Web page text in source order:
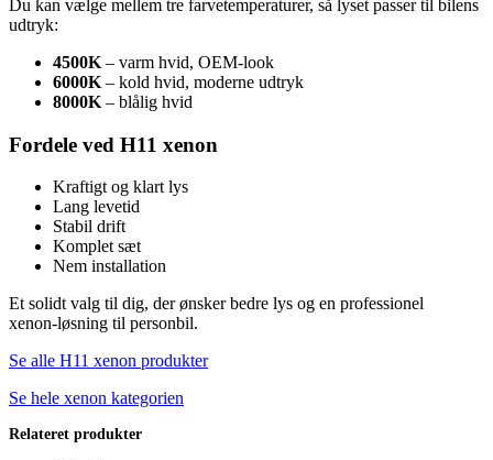
Du kan vælge mellem tre farvetemperaturer, så lyset passer til bilens
udtryk:
4500K – varm hvid, OEM‑look
6000K – kold hvid, moderne udtryk
8000K – blålig hvid
Fordele ved H11 xenon
Kraftigt og klart lys
Lang levetid
Stabil drift
Komplet sæt
Nem installation
Et solidt valg til dig, der ønsker bedre lys og en professionel
xenon‑løsning til personbil.
Se alle H11 xenon produkter
Se hele xenon kategorien
Relateret produkter